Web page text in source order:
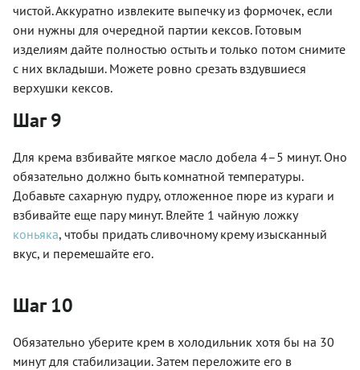
чистой. Аккуратно извлеките выпечку из формочек, если
они нужны для очередной партии кексов. Готовым
изделиям дайте полностью остыть и только потом снимите
с них вкладыши. Можете ровно срезать вздувшиеся
верхушки кексов.
Шаг 9
Для крема взбивайте мягкое масло добела 4–5 минут. Оно
обязательно должно быть комнатной температуры.
Добавьте сахарную пудру, отложенное пюре из кураги и
взбивайте еще пару минут. Влейте 1 чайную ложку
коньяка, чтобы придать сливочному крему изысканный
вкус, и перемешайте его.
Шаг 10
Обязательно уберите крем в холодильник хотя бы на 30
минут для стабилизации. Затем переложите его в